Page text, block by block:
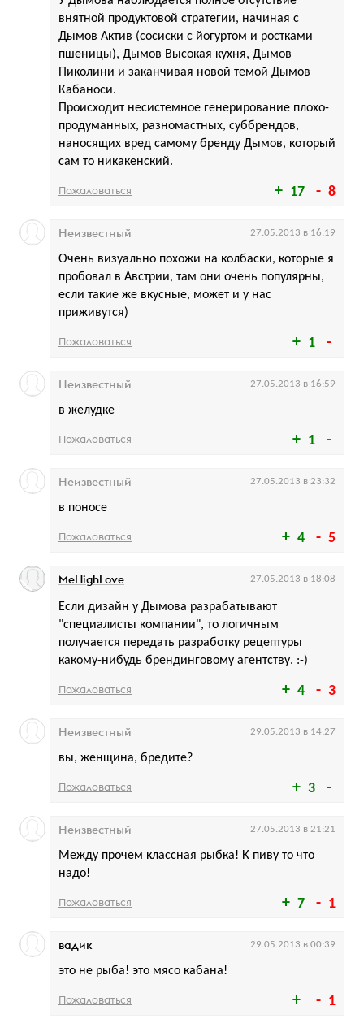
17 8
внятной продуктовой стратегии, начиная с
Дымов Актив (сосиски с йогуртом и ростками
пшеницы), Дымов Высокая кухня, Дымов
Пиколини и заканчивая новой темой Дымов
Кабаноси.
Происходит несистемное генерирование плохо-
продуманных, разномастных, суббрендов,
наносящих вред самому бренду Дымов, который
сам то никакенский.
Пожаловаться
1
Очень визуально похожи на колбаски, которые я
пробовал в Австрии, там они очень популярны,
если такие же вкусные, может и у нас
приживутся)
Неизвестный 27.05.2013 в 16:19
Пожаловаться
1
в желудке
Неизвестный 27.05.2013 в 16:59
Пожаловаться
4 5
в поносе
Неизвестный 27.05.2013 в 23:32
Пожаловаться
4 3
Если дизайн у Дымова разрабатывают
"специалисты компании", то логичным
получается передать разработку рецептуры
какому-нибудь брендинговому агентству. :-)
MeHighLove 27.05.2013 в 18:08
Пожаловаться
3
вы, женщина, бредите?
Неизвестный 29.05.2013 в 14:27
Пожаловаться
7 1
Между прочем классная рыбка! К пиву то что
надо!
Неизвестный 27.05.2013 в 21:21
Пожаловаться
1
это не рыба! это мясо кабана!
вадик 29.05.2013 в 00:39
Пожаловаться